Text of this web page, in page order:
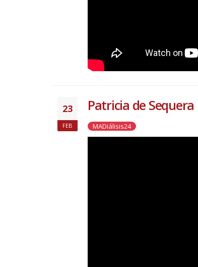
23
FEB
Patricia de Sequera
MADiálisis24